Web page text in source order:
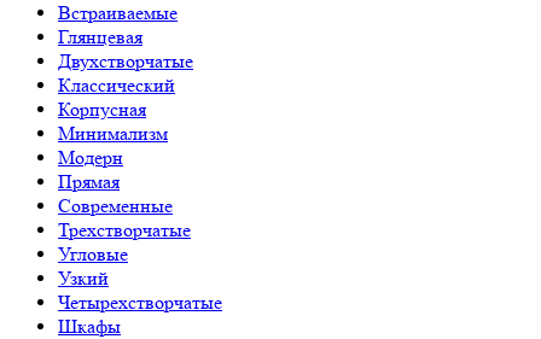
Встраиваемые
Глянцевая
Двухстворчатые
Классический
Корпусная
Минимализм
Модерн
Прямая
Современные
Трехстворчатые
Угловые
Узкий
Четырехстворчатые
Шкафы